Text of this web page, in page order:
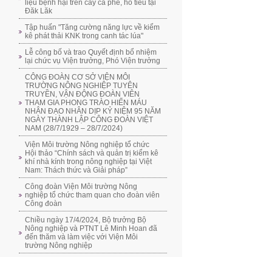
liệu bệnh hại trên cây cà phê, hồ tiêu tại
Đăk Lăk
Tập huấn "Tăng cường năng lực về kiểm
kê phát thải KNK trong canh tác lúa"
Lễ công bố và trao Quyết định bổ nhiệm
lại chức vụ Viện trưởng, Phó Viện trưởng
CÔNG ĐOÀN CƠ SỞ VIỆN MÔI
TRƯỜNG NÔNG NGHIỆP TUYÊN
TRUYỀN, VẬN ĐỘNG ĐOÀN VIÊN
THAM GIA PHONG TRÀO HIẾN MÁU
NHÂN ĐẠO NHÂN DỊP KỶ NIỆM 95 NĂM
NGÀY THÀNH LẬP CÔNG ĐOÀN VIỆT
NAM (28/7/1929 – 28/7/2024)
Viện Môi trường Nông nghiệp tổ chức
Hội thảo “Chính sách và quản trị kiểm kê
khí nhà kính trong nông nghiệp tại Việt
Nam: Thách thức và Giải pháp”
Công đoàn Viện Môi trường Nông
nghiệp tổ chức tham quan cho đoàn viên
Công đoàn
Chiều ngày 17/4/2024, Bộ trưởng Bộ
Nông nghiệp và PTNT Lê Minh Hoan đã
đến thăm và làm việc với Viện Môi
trường Nông nghiệp